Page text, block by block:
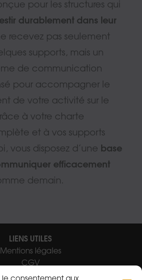
pour les structures qui
durablement dans leur
recevez pas seulement
supports, mais un
de communication
pour accompagner le
de votre activité sur le
à votre charte
et à vos supports
vous disposez d’une base
efficacement
demain.
LIENS UTILES
Mentions légales
CGV
Contact